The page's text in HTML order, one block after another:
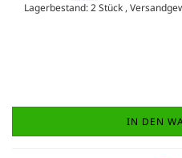
Lagerbestand: 2 Stück ,
IN DEN